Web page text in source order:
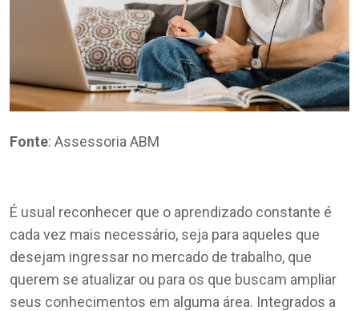
Fonte: Assessoria ABM
É usual reconhecer que o aprendizado constante é
cada vez mais necessário, seja para aqueles que
desejam ingressar no mercado de trabalho, que
querem se atualizar ou para os que buscam ampliar
seus conhecimentos em alguma área. Integrados a